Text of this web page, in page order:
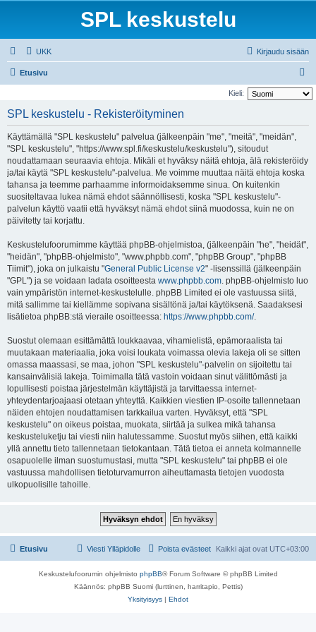
SPL keskustelu
UKK Kirjaudu sisään
Etusivu
t
Kieli:
SPL keskustelu - Rekisteröityminen
Käyttämällä "SPL keskustelu" palvelua (jälkeenpäin "me", "meitä", "meidän",
"SPL keskustelu", "https://www.spl.fi/keskustelu/keskustelu"), sitoudut
noudattamaan seuraavia ehtoja. Mikäli et hyväksy näitä ehtoja, älä rekisteröidy
ja/tai käytä "SPL keskustelu"-palvelua. Me voimme muuttaa näitä ehtoja koska
tahansa ja teemme parhaamme informoidaksemme sinua. On kuitenkin
suositeltavaa lukea nämä ehdot säännöllisesti, koska "SPL keskustelu"-
palvelun käyttö vaatii että hyväksyt nämä ehdot siinä muodossa, kuin ne on
päivitetty tai korjattu.
Keskustelufoorumimme käyttää phpBB-ohjelmistoa, (jälkeenpäin "he", "heidät",
"heidän", "phpBB-ohjelmisto", "www.phpbb.com", "phpBB Group", "phpBB
Tiimit"), joka on julkaistu "General Public License v2" -lisenssillä (jälkeenpäin
"GPL") ja se voidaan ladata osoitteesta www.phpbb.com. phpBB-ohjelmisto luo
vain ympäristön internet-keskustelulle. phpBB Limited ei ole vastuussa siitä,
mitä sallimme tai kiellämme sopivana sisältönä ja/tai käytöksenä. Saadaksesi
lisätietoa phpBB:stä vieraile osoitteessa: https://www.phpbb.com/.
Suostut olemaan esittämättä loukkaavaa, vihamielistä, epämoraalista tai
muutakaan materiaalia, joka voisi loukata voimassa olevia lakeja oli se sitten
omassa maassasi, se maa, johon "SPL keskustelu"-palvelin on sijoitettu tai
kansainvälisiä lakeja. Toimimalla tätä vastoin voidaan sinut välittömästi ja
lopullisesti poistaa järjestelmän käyttäjistä ja tarvittaessa internet-
yhteydentarjoajaasi otetaan yhteyttä. Kaikkien viestien IP-osoite tallennetaan
näiden ehtojen noudattamisen tarkkailua varten. Hyväksyt, että "SPL
keskustelu" on oikeus poistaa, muokata, siirtää ja sulkea mikä tahansa
keskusteluketju tai viesti niin halutessamme. Suostut myös siihen, että kaikki
yllä annettu tieto tallennetaan tietokantaan. Tätä tietoa ei anneta kolmannelle
osapuolelle ilman suostumustasi, mutta "SPL keskustelu" tai phpBB ei ole
vastuussa mahdollisen tietoturvamurron aiheuttamasta tietojen vuodosta
ulkopuolisille tahoille.
Etusivu Kaikki ajat ovat UTC+03:00
Poista evästeet
Viesti Ylläpidolle
Keskustelufoorumin ohjelmisto phpBB® Forum Software © phpBB Limited
Käännös: phpBB Suomi (lurttinen, harritapio, Pettis)
Yksityisyys | Ehdot